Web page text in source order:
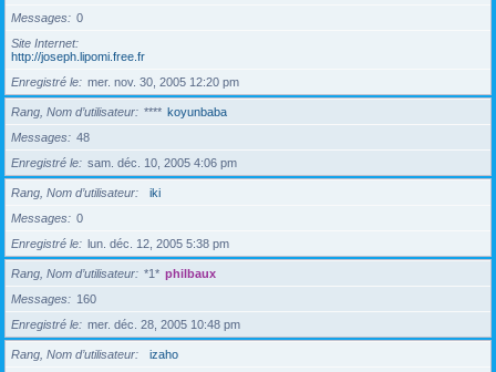
Messages
0
Site Internet
http://joseph.lipomi.free.fr
Enregistré le
mer. nov. 30, 2005 12:20 pm
Rang, Nom d’utilisateur **** koyunbaba
Messages
48
Enregistré le
sam. déc. 10, 2005 4:06 pm
Rang, Nom d’utilisateur
iki
Messages
0
Enregistré le
lun. déc. 12, 2005 5:38 pm
Rang, Nom d’utilisateur *1* philbaux
Messages
160
Enregistré le
mer. déc. 28, 2005 10:48 pm
Rang, Nom d’utilisateur
izaho